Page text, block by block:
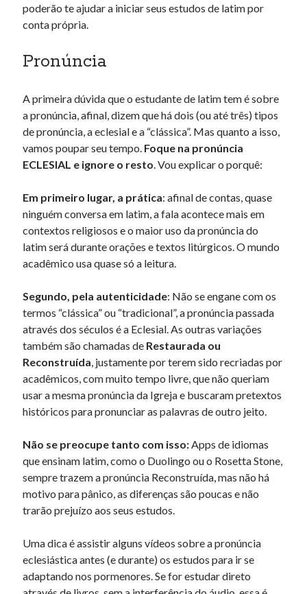
poderão te ajudar a iniciar seus estudos de latim por
conta própria.
Pronúncia
A primeira dúvida que o estudante de latim tem é sobre
a pronúncia, afinal, dizem que há dois (ou até três) tipos
de pronúncia, a eclesial e a “clássica”. Mas quanto a isso,
vamos poupar seu tempo. Foque na pronúncia
ECLESIAL e ignore o resto. Vou explicar o porquê:
Em primeiro lugar, a prática: afinal de contas, quase
ninguém conversa em latim, a fala acontece mais em
contextos religiosos e o maior uso da pronúncia do
latim será durante orações e textos litúrgicos. O mundo
acadêmico usa quase só a leitura.
Segundo, pela autenticidade: Não se engane com os
termos “clássica” ou “tradicional”, a pronúncia passada
através dos séculos é a Eclesial. As outras variações
também são chamadas de Restaurada ou
Reconstruída, justamente por terem sido recriadas por
acadêmicos, com muito tempo livre, que não queriam
usar a mesma pronúncia da Igreja e buscaram pretextos
históricos para pronunciar as palavras de outro jeito.
Não se preocupe tanto com isso:Apps de idiomas
que ensinam latim, como o Duolingo ou o Rosetta Stone,
sempre trazem a pronúncia Reconstruída, mas não há
motivo para pânico, as diferenças são poucas e não
trarão prejuízo aos seus estudos.
Uma dica é assistir alguns vídeos sobre a pronúncia
eclesiástica antes (e durante) os estudos para ir se
adaptando nos pormenores. Se for estudar direto